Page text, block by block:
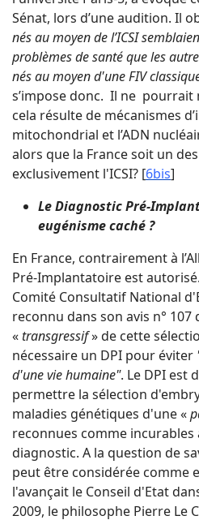
Sénat, lors d’une audition. Il
nés au moyen de l’ICSI
problèmes de santé que les
nés au moyen d'une FIV
s’impose donc. Il ne pourrait
cela résulte de mécanismes
mitochondrial et l’ADN
alors que la France soit un
exclusivement l'ICSI? [6bis]
Le Diagnostic Pré-
eugénisme caché ?
En France, contrairement à
Pré-Implantatoire est
Comité Consultatif National
reconnu dans son avis n° 107
« transgressif» de cette
nécessaire un DPI pour éviter
d'une vie humaine". Le DPI est
permettre la sélection
maladies génétiques d'une «
reconnues comme
diagnostic. A la question de
peut être considérée comme
l'avançait le Conseil d'Etat
2009, le philosophe Pierre Le